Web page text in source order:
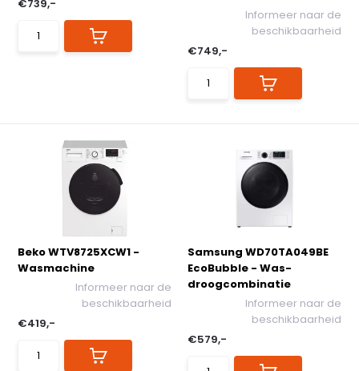
€739,-
Informeer naar de
beschikbaarheid
€749,-
Beko WTV8725XCW1 -
Wasmachine
Informeer naar de
beschikbaarheid
€419,-
Samsung WD70TA049BE
EcoBubble - Was-
droogcombinatie
Informeer naar de
beschikbaarheid
€579,-